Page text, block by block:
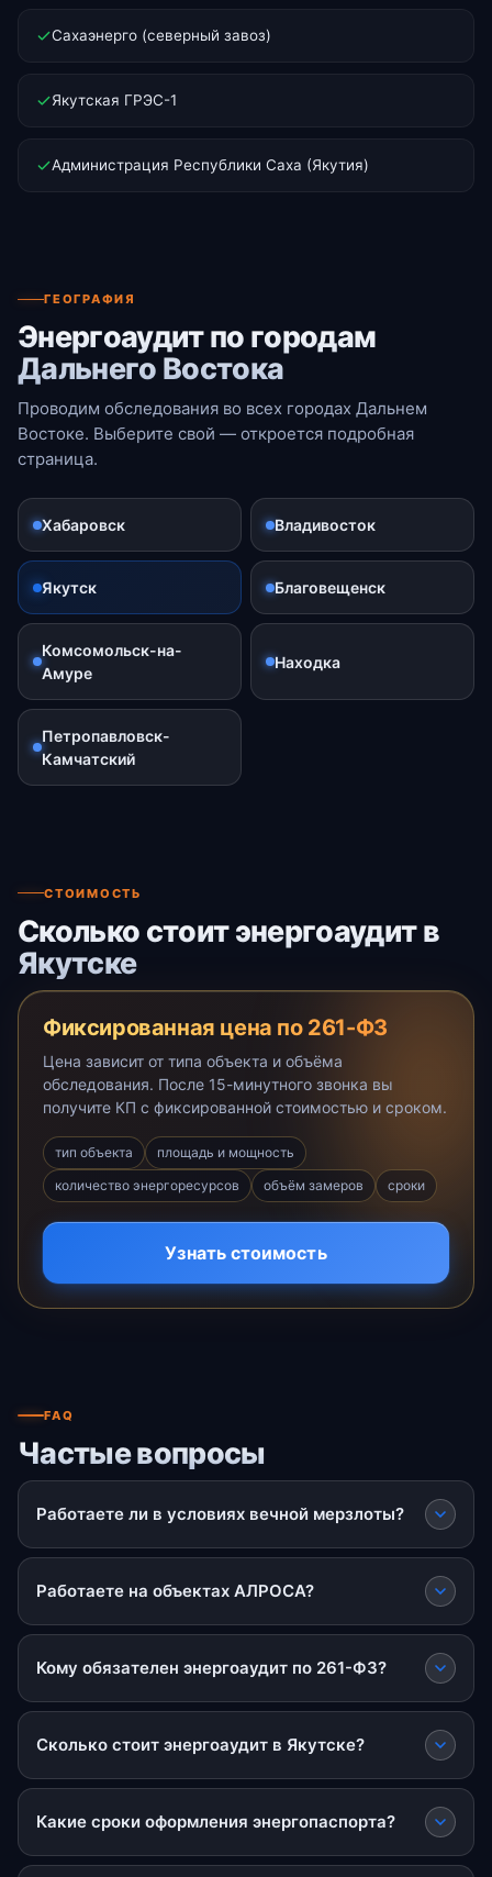
Сахаэнерго (северный завоз)
Якутская ГРЭС-1
Администрация Республики Саха (Якутия)
ГЕОГРАФИЯ
Энергоаудит по городам
Дальнего Востока
Проводим обследования во всех городах Дальнем
Востоке. Выберите свой — откроется подробная
страница.
Хабаровск Владивосток
Якутск Благовещенск
Комсомольск-на-
Амуре
Находка
Петропавловск-
Камчатский
СТОИМОСТЬ
Сколько стоит энергоаудит в
Якутске
Фиксированная цена по 261-ФЗ
Цена зависит от типа объекта и объёма
обследования. После 15-минутного звонка вы
получите КП с фиксированной стоимостью и сроком.
тип объекта
площадь и мощность
количество энергоресурсов
объём замеров сроки
Узнать стоимость
FAQ
Частые вопросы
Работаете ли в условиях вечной мерзлоты?
Работаете на объектах АЛРОСА?
Кому обязателен энергоаудит по 261-ФЗ?
Сколько стоит энергоаудит в Якутске?
Какие сроки оформления энергопаспорта?